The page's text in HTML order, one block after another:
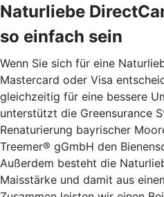
Naturliebe
so einfach sein
Wenn Sie sich für eine
Mastercard oder Visa
gleichzeitig für eine bessere
unterstützt die Greensurance
Renaturierung bayrischer
Treemer® gGmbH den
Außerdem besteht die
Maisstärke und damit aus